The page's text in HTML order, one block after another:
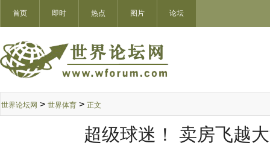
首页 即时 热点 图片 论坛
世界论坛网 > 世界体育 > 正文
超级球迷！ 卖房飞越